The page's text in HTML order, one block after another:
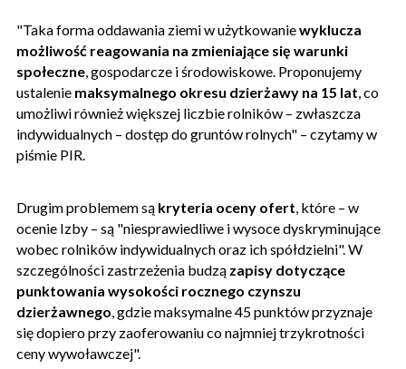
"Taka forma oddawania ziemi w użytkowaniewyklucza
możliwość reagowania na zmieniające się warunki
społeczne , gospodarcze i środowiskowe. Proponujemy
ustalenie maksymalnego okresu dzierżawy na 15 lat , co
umożliwi również większej liczbie rolników – zwłaszcza
indywidualnych – dostęp do gruntów rolnych" – czytamy w
piśmie PIR.
Drugim problemem są kryteria oceny ofert , które – w
ocenie Izby – są "niesprawiedliwe i wysoce dyskryminujące
wobec rolników indywidualnych oraz ich spółdzielni". W
szczególności zastrzeżenia budzą zapisy dotyczące
punktowania wysokości rocznego czynszu
dzierżawnego , gdzie maksymalne 45 punktów przyznaje
się dopiero przy zaoferowaniu co najmniej trzykrotności
ceny wywoławczej".